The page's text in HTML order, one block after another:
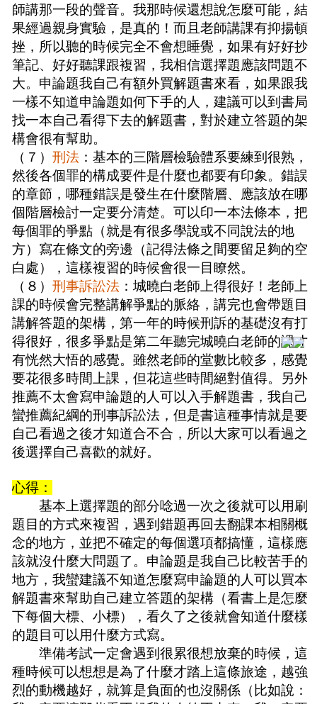
師講那一段的聲音。我那時候還想說怎麼可能，結
果經過親身實驗，是真的！而且老師講課有抑揚頓
挫，所以聽的時候完全不會想睡覺，如果有好好抄
筆記、好好聽課跟複習，我相信選擇題應該問題不
大。申論題我自己有額外買解題書來看，如果跟我
一樣不知道申論題如何下手的人，建議可以到書局
找一本自己看得下去的解題書，對於建立答題的架
構會很有幫助。
（７） 刑法：基本的三階層檢驗體系要練到很熟，
然後各個罪的構成要件是什麼也都要有印象。錯誤
的章節，哪種錯誤是發生在什麼階層、應該放在哪
個階層檢討一定要分清楚。可以印一本法條本，把
每個罪的爭點（就是有很多學說或不同說法的地
方）寫在條文的旁邊（記得法條之間要留足夠的空
白處），這樣複習的時候會很一目瞭然。
（８） 刑事訴訟法：城曉白老師上得很好！老師上
課的時候會完整講解爭點的脈絡，講完也會帶題目
講解答題的架構，第一年的時候刑訴的基礎沒有打
得很好，很多爭點是第二年聽完城曉白老師的課才
有恍然大悟的感覺。雖然老師的堂數比較多，感覺
要花很多時間上課，但花這些時間絕對值得。另外
推薦不太會寫申論題的人可以入手解題書，我自己
蠻推薦紀綱的刑事訴訟法，但是書這種事情就是要
自己看過之後才知道合不合，所以大家可以看過之
後選擇自己喜歡的就好。
心得：
基本上選擇題的部分唸過一次之後就可以用刷
題目的方式來複習，遇到錯題再回去翻課本相關概
念的地方，並把不確定的每個選項都搞懂，這樣應
該就沒什麼大問題了。申論題是我自己比較苦手的
地方，我蠻建議不知道怎麼寫申論題的人可以買本
解題書來幫助自己建立答題的架構（看書上是怎麼
下每個大標、小標），看久了之後就會知道什麼樣
的題目可以用什麼方式寫。
準備考試一定會遇到很累很想放棄的時候，這
種時候可以想想是為了什麼才踏上這條旅途，越強
烈的動機越好，就算是負面的也沒關係（比如說：